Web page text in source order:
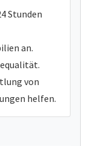
Stunden
an.
von
helfen.